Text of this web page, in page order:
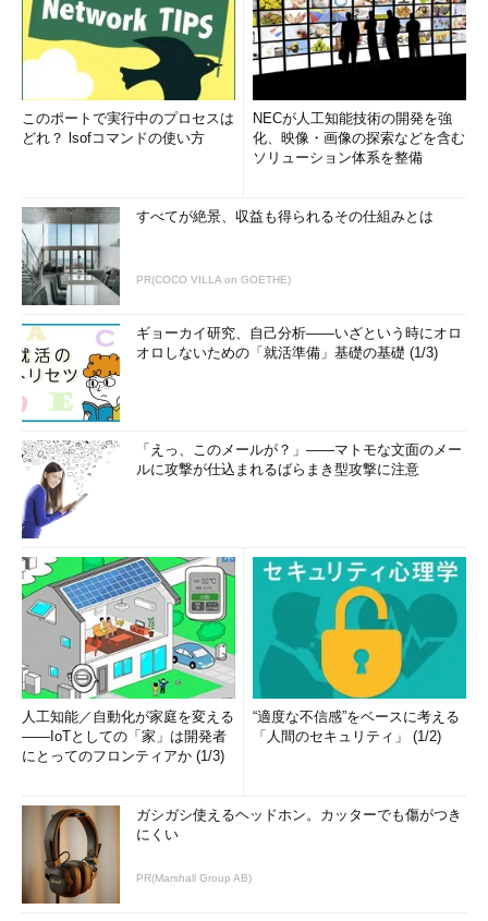
このポートで実行中のプロセスは
どれ？ lsofコマンドの使い方
NECが人工知能技術の開発を強
化、映像・画像の探索などを含む
ソリューション体系を整備
すべてが絶景、収益も得られるその仕組みとは
PR(COCO VILLA on GOETHE)
ギョーカイ研究、自己分析――いざという時にオロ
オロしないための「就活準備」基礎の基礎 (1/3)
「えっ、このメールが？」――マトモな文面のメー
ルに攻撃が仕込まれるばらまき型攻撃に注意
人工知能／自動化が家庭を変える
――IoTとしての「家」は開発者
にとってのフロンティアか (1/3)
“適度な不信感”をベースに考える
「人間のセキュリティ」 (1/2)
ガシガシ使えるヘッドホン。カッターでも傷がつき
にくい
PR(Marshall Group AB)